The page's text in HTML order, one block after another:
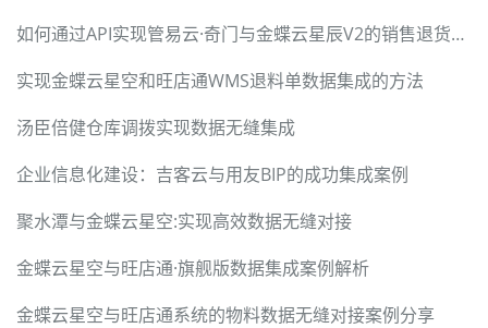
如何通过API实现管易云·奇门与金蝶云星辰V2的销售退货数据集成
实现金蝶云星空和旺店通WMS退料单数据集成的方法
汤臣倍健仓库调拨实现数据无缝集成
企业信息化建设：吉客云与用友BIP的成功集成案例
聚水潭与金蝶云星空:实现高效数据无缝对接
金蝶云星空与旺店通·旗舰版数据集成案例解析
金蝶云星空与旺店通系统的物料数据无缝对接案例分享